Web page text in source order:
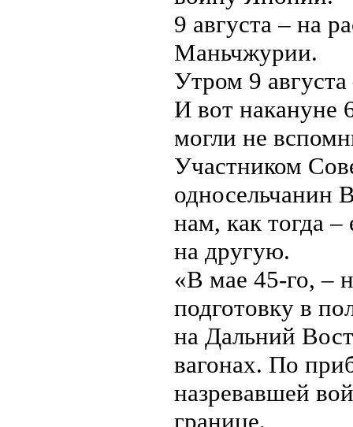
9 августа – на
Маньчжурии.
Утром 9
И вот накануне
могли не
Участником
односельчанин
нам, как тогда
на другую.
«В мае 45-го, –
подготовку в
на Дальний
вагонах. По
назревавшей
границе.